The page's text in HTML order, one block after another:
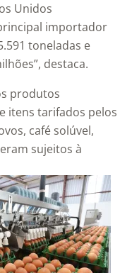
Unidos
importador
toneladas e
destaca.
produtos
itens tarifados pelos
café solúvel,
sujeitos à